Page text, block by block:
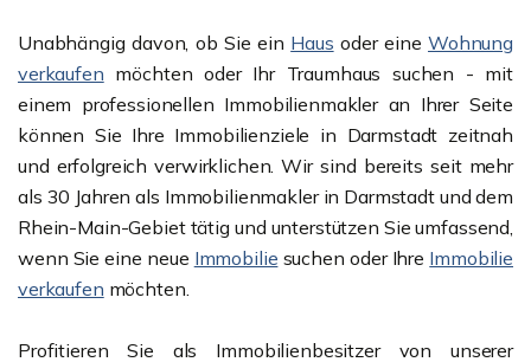
Unabhängig davon, ob Sie ein Haus oder eineWohnung
verkaufen möchten oder Ihr Traumhaus suchen - mit
einem professionellen Immobilienmakler an Ihrer Seite
können Sie Ihre Immobilienziele in Darmstadt zeitnah
und erfolgreich verwirklichen. Wir sind bereits seit mehr
als 30 Jahren als Immobilienmakler in Darmstadt und dem
Rhein-Main-Gebiet tätig und unterstützen Sie umfassend,
wenn Sie eine neue Immobilie suchen oder Ihre Immobilie
verkaufen möchten.
Profitieren Sie als Immobilienbesitzer von unserer